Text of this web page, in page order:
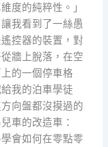
度的純粹性。」
我看到了一絲愚
控器的裝置，對
牆上脫落，在空
的一個停車格
我的泊車學徒
向盤都沒摸過的
車的改造車：
會如何在零點零